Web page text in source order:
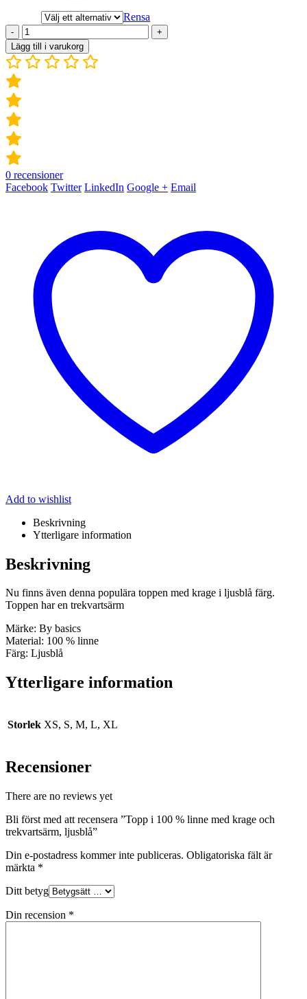
Rensa
-
+
Lägg till i varukorg
0 recensioner
Facebook Twitter LinkedIn Google + Email
Add to wishlist
Beskrivning
Ytterligare information
Beskrivning
Nu finns även denna populära toppen med krage i ljusblå färg.
Toppen har en trekvartsärm
Märke: By basics
Material: 100 % linne
Färg: Ljusblå
Ytterligare information
Storlek XS, S, M, L, XL
Recensioner
There are no reviews yet
Bli först med att recensera ”Topp i 100 % linne med krage och
trekvartsärm, ljusblå”
Din e-postadress kommer inte publiceras. Obligatoriska fält är
märkta *
Ditt betyg
Din recension *